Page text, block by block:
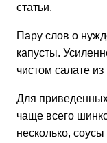
статьи.
Пару слов о
капусты.
чистом салате
Для
чаще всего
несколько,